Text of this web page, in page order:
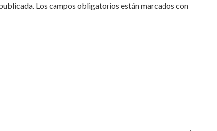
Los campos obligatorios están marcados con